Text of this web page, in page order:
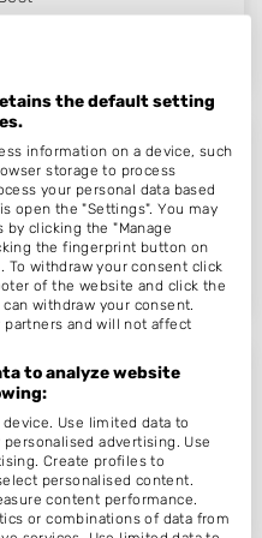
Nagelstudio Sandy
afstand
en Voetverzorging
4
afstand
the default setting
information on a device, such
storage to process
your personal data based
open the "Settings". You may
by clicking the "Manage
the fingerprint button on
withdraw your consent click
of the website and click the
withdraw your consent.
and will not affect
to analyze website
Use limited data to
advertising. Use
Create profiles to
personalised content.
content performance.
or combinations of data from